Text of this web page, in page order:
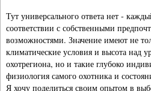
Тут универсального ответа нет -
соответствии с собственными
возможностями. Значение имеют не
климатические условия и высота над
охотрегиона, но и такие глубоко
физиология самого охотника и
Я хочу поделиться своим опытом в